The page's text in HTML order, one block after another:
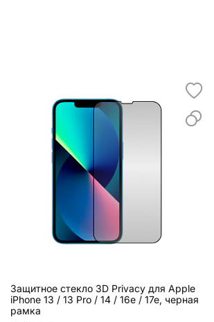
Защитное стекло 3D Privacy для Apple
iPhone 13 / 13 Pro / 14 / 16e / 17e, черная
рамка